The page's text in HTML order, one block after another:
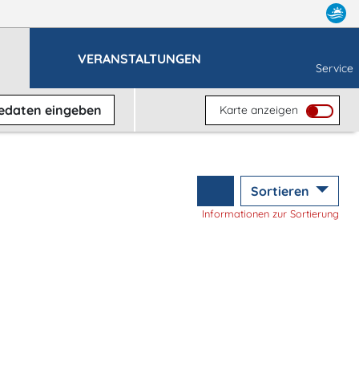
VERANSTALTUNGEN
Service
eingeben Karte anzeigen
Sortieren
Informationen zur Sortierung